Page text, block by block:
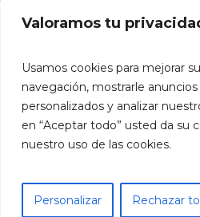
Valoramos tu
Usamos cookies para mejorar
navegación, mostrarle
personalizados y analizar
en “Aceptar todo” usted da su
nuestro uso de las cookies.
Personalizar Rechazar
+601 905 38 17
Unisur © 2026 todos los